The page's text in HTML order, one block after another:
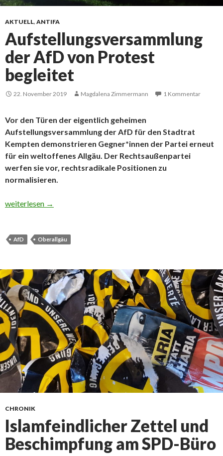
AKTUELL, ANTIFA
Aufstellungsversammlung
der AfD von Protest
begleitet
22. November 2019 Magdalena Zimmermann 1 Kommentar
Vor den Türen der eigentlich geheimen
Aufstellungsversammlung der AfD für den Stadtrat
Kempten demonstrieren Gegner*innen der Partei erneut
für ein weltoffenes Allgäu. Der Rechtsaußenpartei
werfen sie vor, rechtsradikale Positionen zu
normalisieren.
Aufstellungsversammlung der AfD von Protest begleitet
weiterlesen →
AfD Oberallgäu
CHRONIK
Islamfeindlicher Zettel und
Beschimpfung am SPD-Büro